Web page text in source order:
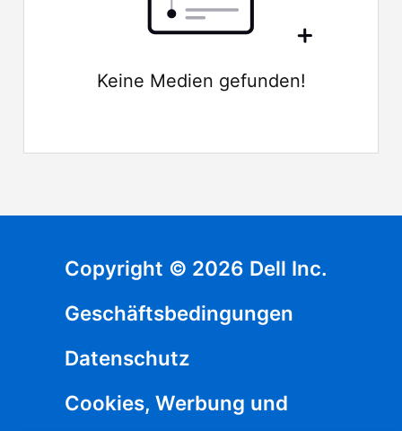
Keine Medien gefunden!
Copyright © 2026 Dell Inc.
Geschäftsbedingungen
Datenschutz
Cookies, Werbung und